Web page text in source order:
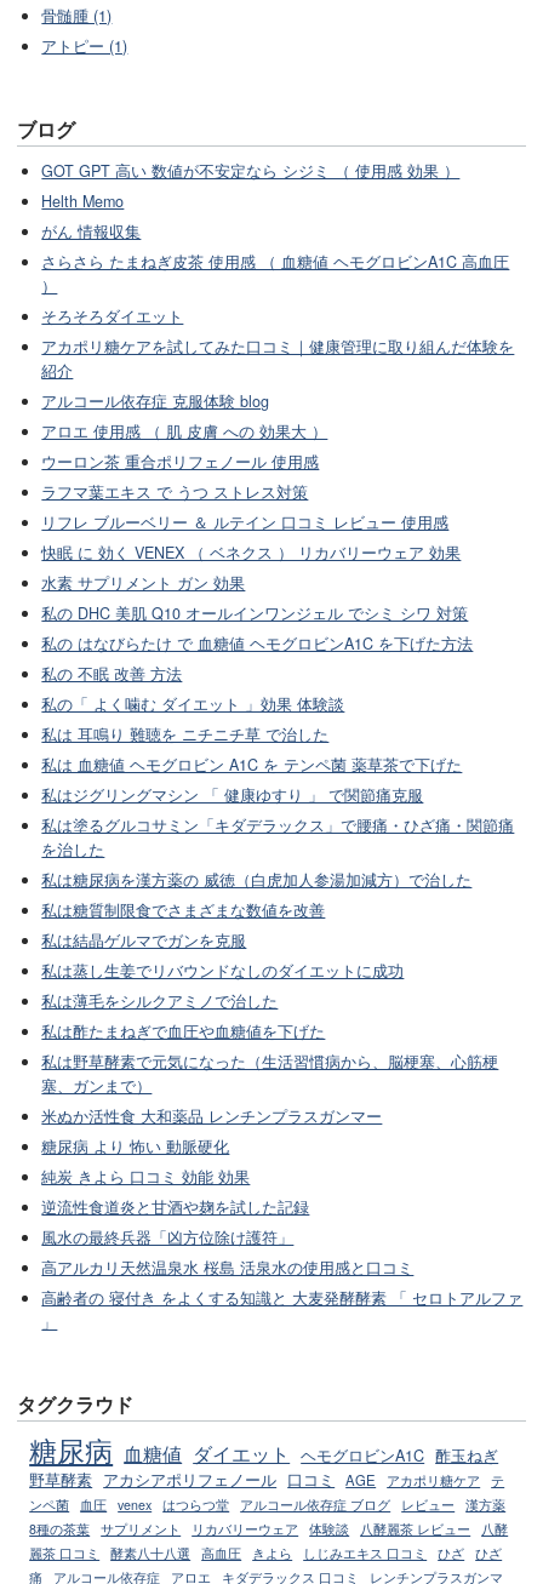
骨髄腫 (1)
アトピー (1)
ブログ
GOT GPT 高い 数値が不安定なら シジミ （ 使用感 効果 ）
Helth Memo
がん 情報収集
さらさら たまねぎ皮茶 使用感 （ 血糖値 ヘモグロビンA1C 高血圧
）
そろそろダイエット
アカポリ糖ケアを試してみた口コミ｜健康管理に取り組んだ体験を
紹介
アルコール依存症 克服体験 blog
アロエ 使用感 （ 肌 皮膚 への 効果大 ）
ウーロン茶 重合ポリフェノール 使用感
ラフマ葉エキス で うつ ストレス対策
リフレ ブルーベリー ＆ ルテイン 口コミ レビュー 使用感
快眠 に 効く VENEX （ ベネクス ） リカバリーウェア 効果
水素 サプリメント ガン 効果
私の DHC 美肌 Q10 オールインワンジェル でシミ シワ 対策
私の はなびらたけ で 血糖値 ヘモグロビンA1C を下げた方法
私の 不眠 改善 方法
私の「 よく噛む ダイエット 」効果 体験談
私は 耳鳴り 難聴を ニチニチ草 で治した
私は 血糖値 ヘモグロビン A1C を テンペ菌 薬草茶で下げた
私はジグリングマシン 「 健康ゆすり 」 で関節痛克服
私は塗るグルコサミン「キダデラックス」で腰痛・ひざ痛・関節痛
を治した
私は糖尿病を漢方薬の 威徳（白虎加人参湯加減方）で治した
私は糖質制限食でさまざまな数値を改善
私は結晶ゲルマでガンを克服
私は蒸し生姜でリバウンドなしのダイエットに成功
私は薄毛をシルクアミノで治した
私は酢たまねぎで血圧や血糖値を下げた
私は野草酵素で元気になった（生活習慣病から、脳梗塞、心筋梗
塞、ガンまで）
米ぬか活性食 大和薬品 レンチンプラスガンマー
糖尿病 より 怖い 動脈硬化
純炭 きよら 口コミ 効能 効果
逆流性食道炎と甘酒や麹を試した記録
風水の最終兵器「凶方位除け護符」
高アルカリ天然温泉水 桜島 活泉水の使用感と口コミ
高齢者の 寝付き をよくする知識と 大麦発酵酵素 「 セロトアルファ
」
タグクラウド
糖尿病 血糖値 ダイエット ヘモグロビンA1C 酢玉ねぎ
野草酵素 アカシアポリフェノール 口コミ AGE アカポリ糖ケア
テ
ンペ菌
血圧 venex はつらつ堂 アルコール依存症 ブログ レビュー
漢方薬
8種の茶葉
サプリメント リカバリーウェア 体験談 八酵麗茶 レビュー
八酵
麗茶 口コミ
酵素八十八選 高血圧 きよら しじみエキス 口コミ ひざ
ひざ
痛
アルコール依存症 アロエ キダデラックス 口コミ レンチンプラスガンマ